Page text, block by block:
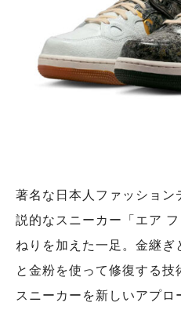
著名な日本人ファッショ
説的なスニーカー「エア
ねりを加えた一足。金継ぎ
と金粉を使って修復する技
スニーカーを新しいアプロ